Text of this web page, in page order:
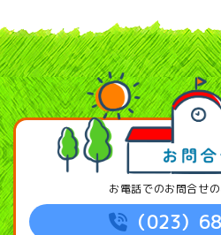
お電話でのお問合せ
（023）